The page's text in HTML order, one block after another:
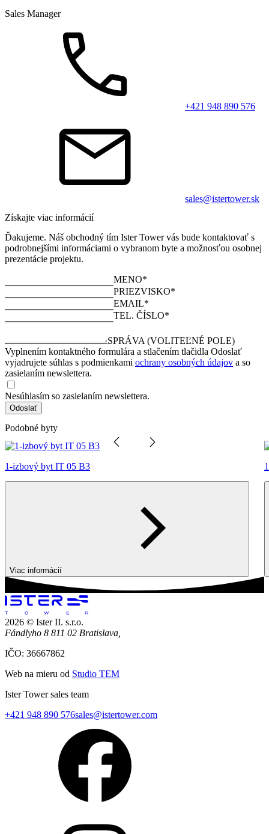
Sales Manager
+421 948 890 576
sales@istertower.sk
Získajte viac informácií
Ďakujeme. Náš obchodný tím Ister Tower vás bude kontaktovať s
podrobnejšími informáciami o vybranom byte a možnosťou osobnej
prezentácie projektu.
MENO*
PRIEZVISKO*
EMAIL*
TEL. ČÍSLO*
SPRÁVA (VOLITEĽNÉ POLE)
Vyplnením kontaktného formulára a stlačením tlačidla Odoslať
vyjadrujete súhlas s podmienkami ochrany osobných údajov a so
zasielaním newslettera.
Nesúhlasím so zasielaním newslettera.
Odoslať
Podobné byty
1-izbový byt IT 05 B3
Viac informácií
2026 © Ister II. s.r.o.
Fándlyho 8 811 02 Bratislava,
IČO: 36667862
Web na mieru od Studio TEM
Ister Tower sales team
+421 948 890 576sales@istertower.com